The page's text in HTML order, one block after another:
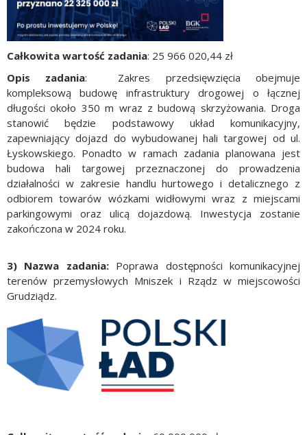
Całkowita wartość zadania: 25 966 020,44 zł
Opis zadania: Zakres przedsięwzięcia obejmuje
kompleksową budowę infrastruktury drogowej o łącznej
długości około 350 m wraz z budową skrzyżowania. Droga
stanowić będzie podstawowy układ komunikacyjny,
zapewniający dojazd do wybudowanej hali targowej od ul.
Łyskowskiego. Ponadto w ramach zadania planowana jest
budowa hali targowej przeznaczonej do prowadzenia
działalności w zakresie handlu hurtowego i detalicznego z
odbiorem towarów wózkami widłowymi wraz z miejscami
parkingowymi oraz ulicą dojazdową. Inwestycja zostanie
zakończona w 2024 roku.
3) Nazwa zadania:Poprawa dostępności komunikacyjnej
terenów przemysłowych Mniszek i Rządz w miejscowości
Grudziądz.